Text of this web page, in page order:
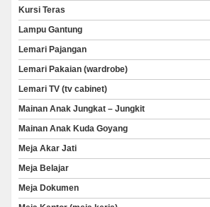
Kursi Teras
Lampu Gantung
Lemari Pajangan
Lemari Pakaian (wardrobe)
Lemari TV (tv cabinet)
Mainan Anak Jungkat – Jungkit
Mainan Anak Kuda Goyang
Meja Akar Jati
Meja Belajar
Meja Dokumen